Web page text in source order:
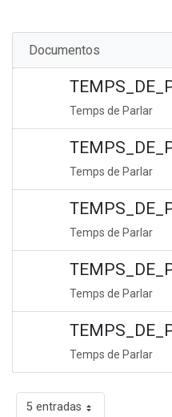
Documentos
Temps de Parlar
Temps de Parlar
Temps de Parlar
Temps de Parlar
Temps de Parlar
5 entradas